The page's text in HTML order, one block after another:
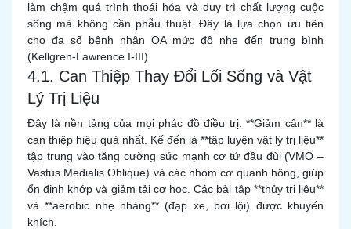
làm chậm quá trình thoái hóa và duy trì chất lượng cuộc
sống mà không cần phẫu thuật. Đây là lựa chọn ưu tiên
cho đa số bệnh nhân OA mức độ nhẹ đến trung bình
(Kellgren-Lawrence I-III).
4.1. Can Thiệp Thay Đổi Lối Sống và Vật
Lý Trị Liệu
Đây là nền tảng của mọi phác đồ điều trị. **Giảm cân** là
can thiệp hiệu quả nhất. Kế đến là **tập luyện vật lý trị liệu**
tập trung vào tăng cường sức mạnh cơ tứ đầu đùi (VMO –
Vastus Medialis Oblique) và các nhóm cơ quanh hông, giúp
ổn định khớp và giảm tải cơ học. Các bài tập **thủy trị liệu**
và **aerobic nhẹ nhàng** (đạp xe, bơi lội) được khuyến
khích.